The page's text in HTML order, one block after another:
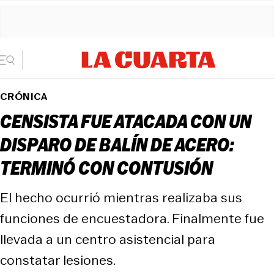
CRÓNICA
CENSISTA FUE ATACADA CON UN
DISPARO DE BALÍN DE ACERO:
TERMINÓ CON CONTUSIÓN
El hecho ocurrió mientras realizaba sus
funciones de encuestadora. Finalmente fue
llevada a un centro asistencial para
constatar lesiones.